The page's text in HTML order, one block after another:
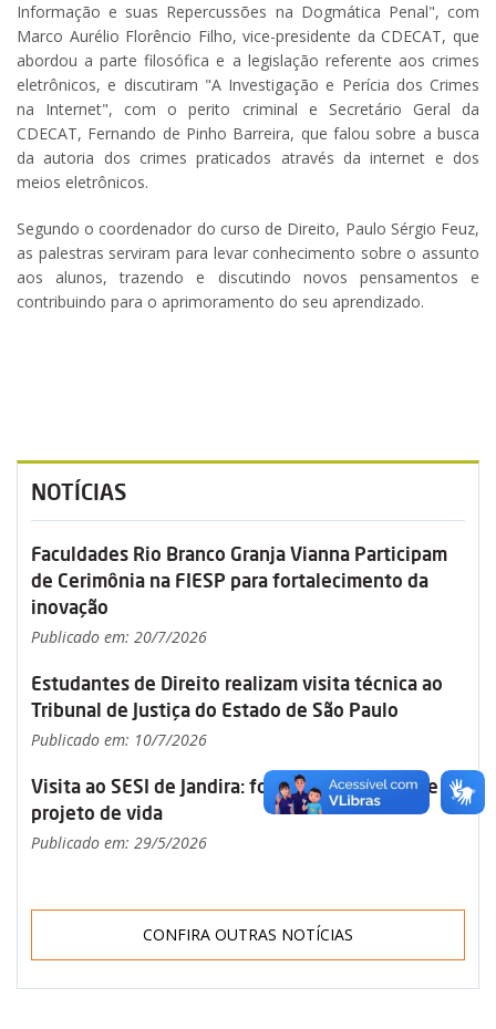
Informação e suas Repercussões na Dogmática Penal", com
Marco Aurélio Florêncio Filho, vice-presidente da CDECAT, que
abordou a parte filosófica e a legislação referente aos crimes
eletrônicos, e discutiram "A Investigação e Perícia dos Crimes
na Internet", com o perito criminal e Secretário Geral da
CDECAT, Fernando de Pinho Barreira, que falou sobre a busca
da autoria dos crimes praticados através da internet e dos
meios eletrônicos.
Segundo o coordenador do curso de Direito, Paulo Sérgio Feuz,
as palestras serviram para levar conhecimento sobre o assunto
aos alunos, trazendo e discutindo novos pensamentos e
contribuindo para o aprimoramento do seu aprendizado.
NOTÍCIAS
Faculdades Rio Branco Granja Vianna Participam
de Cerimônia na FIESP para fortalecimento da
inovação
Publicado em: 20/7/2026
Estudantes de Direito realizam visita técnica ao
Tribunal de Justiça do Estado de São Paulo
Publicado em: 10/7/2026
Visita ao SESI de Jandira: formação, propósito e
projeto de vida
Publicado em: 29/5/2026
CONFIRA OUTRAS NOTÍCIAS